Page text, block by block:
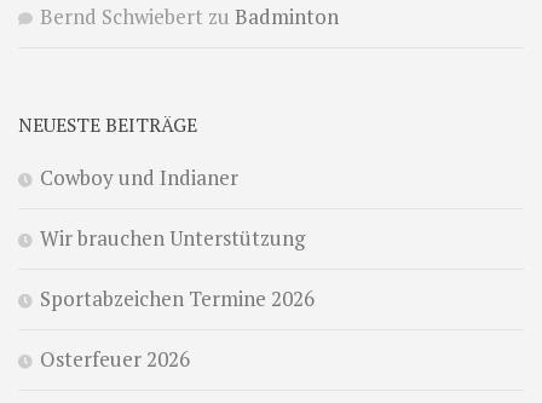
Bernd Schwiebert zu Badminton
NEUESTE BEITRÄGE
Cowboy und Indianer
Wir brauchen Unterstützung
Sportabzeichen Termine 2026
Osterfeuer 2026